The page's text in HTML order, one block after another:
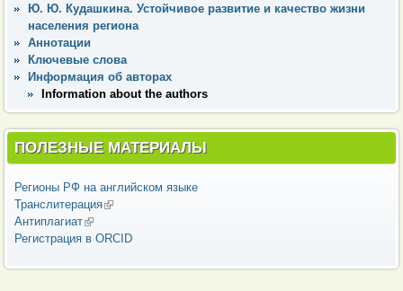
Ю. Ю. Кудашкина. Устойчивое развитие и качество жизни
населения региона
Аннотации
Ключевые слова
Информация об авторах
Information about the authors
ПОЛЕЗНЫЕ МАТЕРИАЛЫ
Регионы РФ на английском языке
Транслитерация(внешняя ссылка)
Антиплагиат(внешняя ссылка)
Регистрация в ORCID